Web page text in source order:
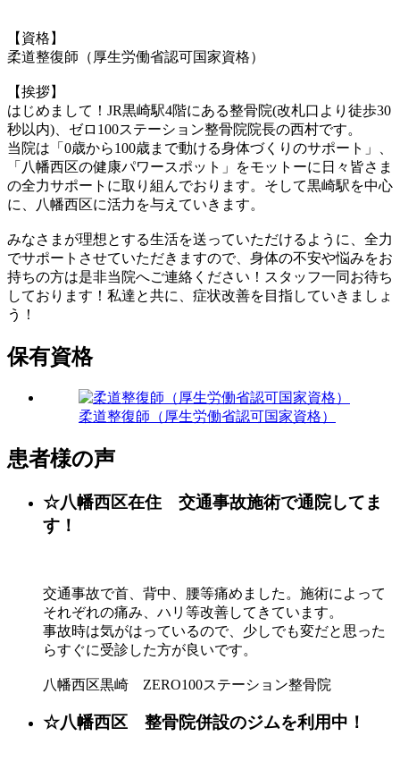
【資格】
柔道整復師（厚生労働省認可国家資格）
【挨拶】
はじめまして！JR黒崎駅4階にある整骨院(改札口より徒歩30
秒以内)、ゼロ100ステーション整骨院院長の西村です。
当院は「0歳から100歳まで動ける身体づくりのサポート」、
「八幡西区の健康パワースポット」をモットーに日々皆さま
の全力サポートに取り組んでおります。そして黒崎駅を中心
に、八幡西区に活力を与えていきます。
みなさまが理想とする生活を送っていただけるように、全力
でサポートさせていただきますので、身体の不安や悩みをお
持ちの方は是非当院へご連絡ください！スタッフ一同お待ち
しております！私達と共に、症状改善を目指していきましょ
う！
保有資格
柔道整復師（厚生労働省認可国家資格）
患者様の声
☆八幡西区在住 交通事故施術で通院してま
す！
交通事故で首、背中、腰等痛めました。施術によって
それぞれの痛み、ハリ等改善してきています。
事故時は気がはっているので、少しでも変だと思った
らすぐに受診した方が良いです。
八幡西区黒崎 ZERO100ステーション整骨院
☆八幡西区 整骨院併設のジムを利用中！